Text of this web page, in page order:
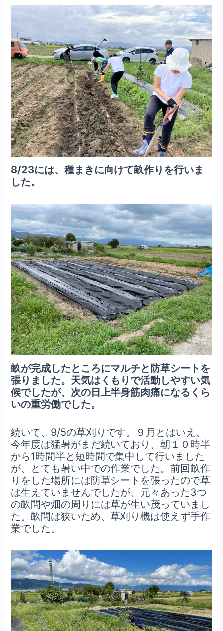
8/23には、種まきに向けて畝作りを行いま
した。
畝が完成したところにマルチと防草シートを
張りました。天気はくもりで活動しやすい気
候でしたが、次の日上半身筋肉痛になるくら
いの重労働でした。
続いて、9/5の草刈りです。９月とはいえ、
今年度は猛暑がまだ続いており、朝１０時半
から1時間半と短時間で集中して行いました
が、とても暑い中での作業でした。前回畝作
りをした場所には防草シートを張ったので草
は生えていませんでしたが、元々あった3つ
の畝間や畑の周りには草が生い茂っていまし
た。畝間は狭いため、草刈り機は使えず手作
業でした。